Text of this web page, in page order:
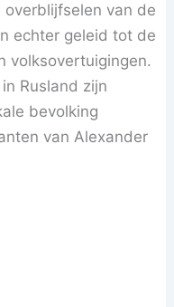
van de
echter geleid tot de
volksovertuigingen.
Rusland zijn
bevolking
van Alexander